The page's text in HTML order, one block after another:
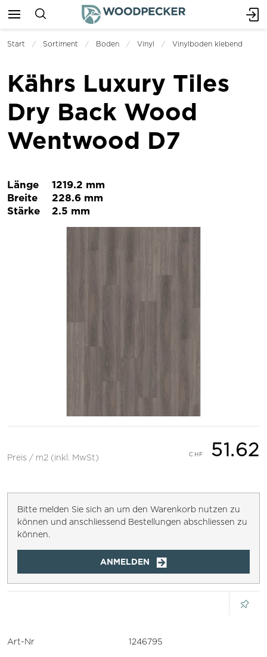
Start Sortiment Boden Vinyl Vinylboden klebend
Kährs Luxury Tiles
Dry Back Wood
Wentwood D7
Länge
1219.2 mm
Breite
228.6 mm
Stärke
2.5 mm
Preis / m2 (inkl. MwSt) 51.62
Bitte melden Sie sich an um den Warenkorb nutzen zu
können und anschliessend Bestellungen abschliessen zu
können.
ANMELDEN
Art-Nr 1246795